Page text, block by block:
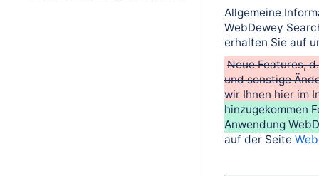
Allgemeine
WebDewey
erhalten Sie auf
Neue Features,
und sonstige
wir Ihnen hier im
hinzugekommen
Anwendung
auf der Seite